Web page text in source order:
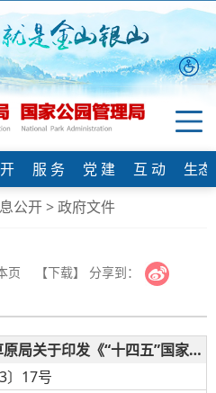
服 务 党 建 互 动
生
公开>政府文件
页 【下载】 分享到：
国家林业和草原局关于印发《“十四五”国家储备林建设实施方案》的通知
〕17号